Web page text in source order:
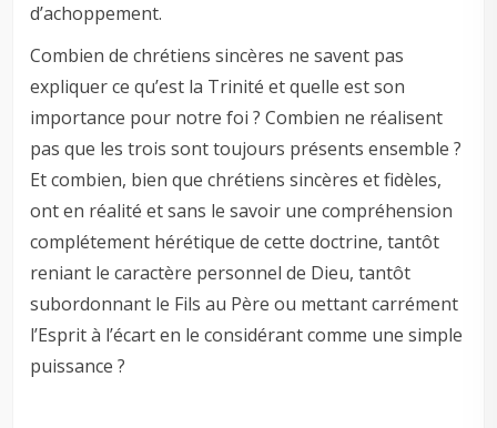
d’achoppement.
Combien de chrétiens sincères ne savent pas
expliquer ce qu’est la Trinité et quelle est son
importance pour notre foi ? Combien ne réalisent
pas que les trois sont toujours présents ensemble ?
Et combien, bien que chrétiens sincères et fidèles,
ont en réalité et sans le savoir une compréhension
complétement hérétique de cette doctrine, tantôt
reniant le caractère personnel de Dieu, tantôt
subordonnant le Fils au Père ou mettant carrément
l’Esprit à l’écart en le considérant comme une simple
puissance ?